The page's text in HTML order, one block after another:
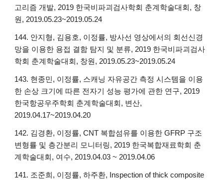
고리즘 개발, 2019 한국비파괴검사학회 춘계학술대회, 창
원, 2019.05.23~2019.05.24
144. 안지형, 김용호, 이정률, 방사선 영상에서의 회선신경
망을 이용한 용접 결함 탐지 및 분류, 2019 한국비파괴검사
학회 춘계학술대회, 창원, 2019.05.23~2019.05.24
143. 현종민, 이정률, 스캐닝 자유공간 측정 시스템을 이용
한 손상 크기에 따른 전자기 성능 평가에 관한 연구, 2019
한국항공우주학회 춘계학술대회, 변산,
2019.04.17~2019.04.20
142. 김경환, 이정률, CNT 복합섬유를 이용한 GFRP 구조
변형률 및 층간분리 모니터링, 2019 한국복합재료학회 춘
계학술대회, 여수, 2019.04.03 ~ 2019.04.06
141. 조준희, 이정률, 하주환, Inspection of thick composite